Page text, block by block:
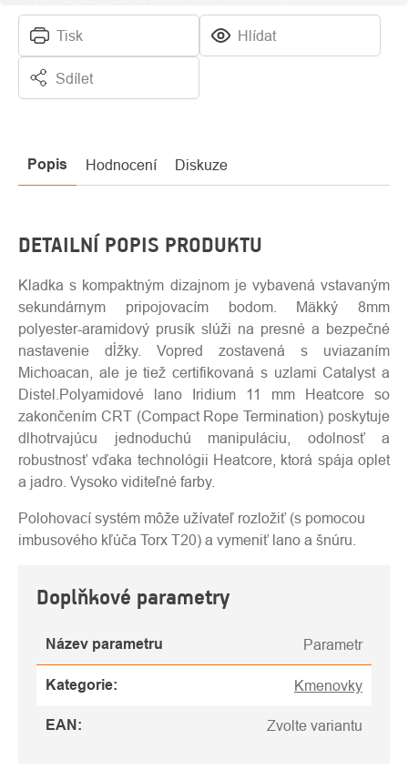
Tisk Hlídat
Sdílet
Popis Hodnocení Diskuze
DETAILNÍ POPIS PRODUKTU
Kladka s kompaktným dizajnom je vybavená vstavaným
sekundárnym pripojovacím bodom. Mäkký 8mm
polyester-aramidový prusík slúži na presné a bezpečné
nastavenie dĺžky. Vopred zostavená s uviazaním
Michoacan, ale je tiež certifikovaná s uzlami Catalyst a
Distel.Polyamidové lano Iridium 11 mm Heatcore so
zakončením CRT (Compact Rope Termination) poskytuje
dlhotrvajúcu jednoduchú manipuláciu, odolnosť a
robustnosť vďaka technológii Heatcore, ktorá spája oplet
a jadro. Vysoko viditeľné farby.
Polohovací systém môže užívateľ rozložiť (s pomocou
imbusového kľúča Torx T20) a vymeniť lano a šnúru.
Doplňkové parametry
Název parametru Parametr
Kategorie: Kmenovky
EAN : Zvolte variantu